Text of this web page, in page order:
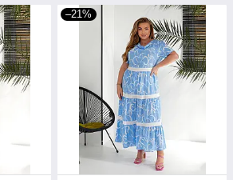
–21%